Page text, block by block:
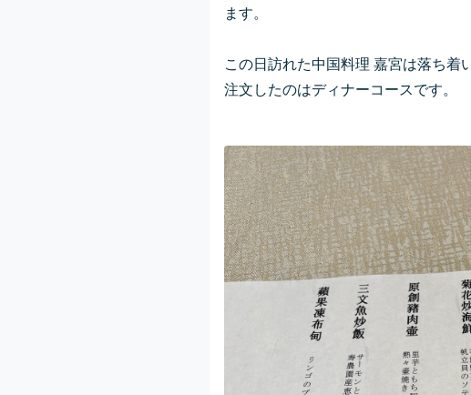
ます。
この日訪れた中国料理 嘉宮は落ち着
注文したのはディナーコースです。